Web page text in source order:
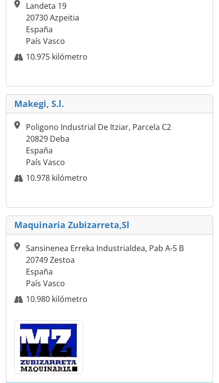
Landeta 19
20730 Azpeitia
España
País Vasco
10.975 kilómetro
Makegi, S.l.
Poligono Industrial De Itziar, Parcela C2
20829 Deba
España
País Vasco
10.978 kilómetro
Maquinaria Zubizarreta,Sl
Sansinenea Erreka Industrialdea, Pab A-5 B
20749 Zestoa
España
País Vasco
10.980 kilómetro